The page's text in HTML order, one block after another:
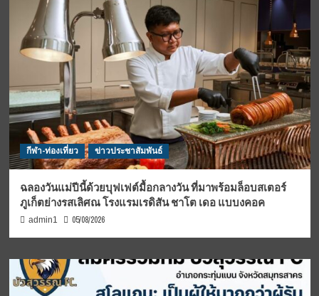
กีฬา-ท่องเที่ยว ข่าวประชาสัมพันธ์
ฉลองวันแม่ปีนี้ด้วยบุฟเฟต์มื้อกลางวัน ที่มาพร้อมล็อบสเตอร์
ภูเก็ตย่างรสเลิศณ โรงแรมเรดิสัน ชาโต เดอ แบบงคอค
admin1 05/08/2026